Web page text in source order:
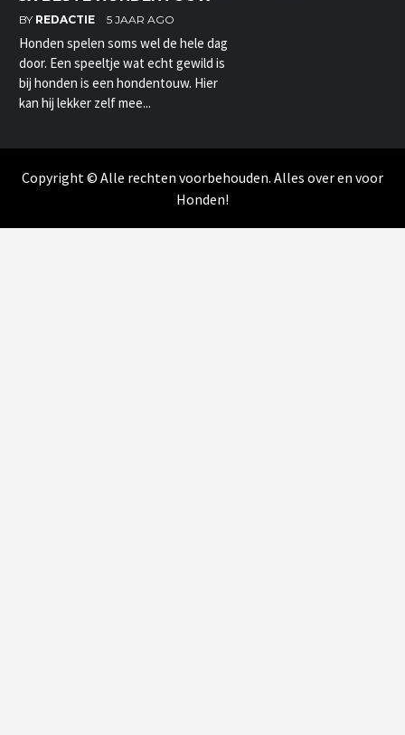
BY REDACTIE 5 JAAR AGO
Honden spelen soms wel de hele dag
door. Een speeltje wat echt gewild is
bij honden is een hondentouw. Hier
kan hij lekker zelf mee...
Copyright © Alle rechten voorbehouden. Alles over en voor
Honden!